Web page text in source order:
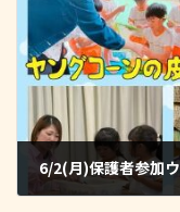
6/2(月)保護者参加